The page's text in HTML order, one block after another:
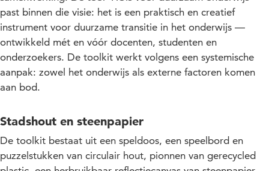
past binnen die visie: het is een praktisch en creatief
instrument voor duurzame transitie in het onderwijs —
ontwikkeld mét en vóór docenten, studenten en
onderzoekers. De toolkit werkt volgens een systemische
aanpak: zowel het onderwijs als externe factoren komen
aan bod.
Stadshout en steenpapier
De toolkit bestaat uit een speldoos, een speelbord en
puzzelstukken van circulair hout, pionnen van gerecycled